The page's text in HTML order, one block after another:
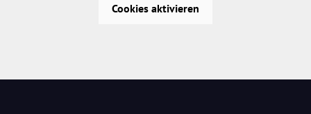
Cookies aktivieren